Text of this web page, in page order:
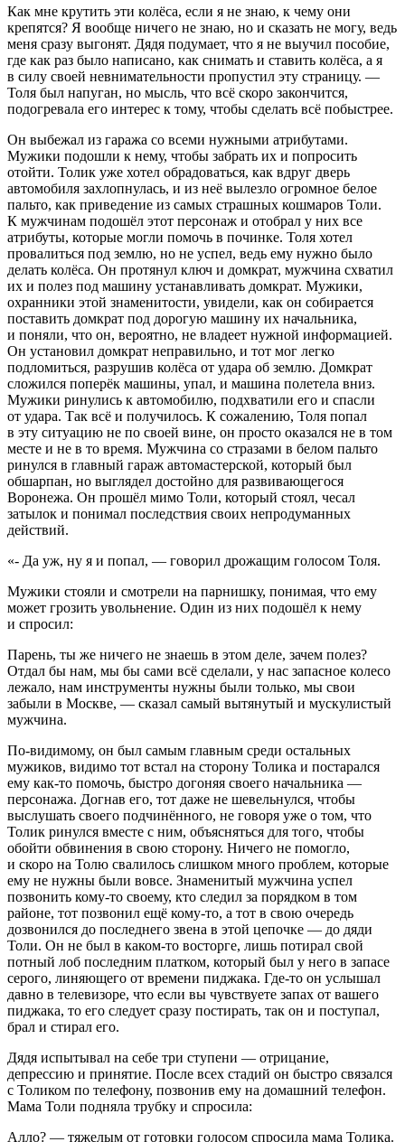
Как мне крутить эти колёса, если я не знаю, к чему они
крепятся? Я вообще ничего не знаю, но и сказать не могу, ведь
меня сразу выгонят. Дядя подумает, что я не выучил пособие,
где как раз было написано, как снимать и ставить колёса, а я
в силу своей невнимательности пропустил эту страницу. —
Толя был напуган, но мысль, что всё скоро закончится,
подогревала его интерес к тому, чтобы сделать всё побыстрее.
Он выбежал из гаража со всеми нужными атрибутами.
Мужики подошли к нему, чтобы забрать их и попросить
отойти. Толик уже хотел обрадоваться, как вдруг дверь
автомобиля захлопнулась, и из неё вылезло огромное белое
пальто, как приведение из самых страшных кошмаров Толи.
К мужчинам подошёл этот персонаж и отобрал у них все
атрибуты, которые могли помочь в починке. Толя хотел
провалиться под землю, но не успел, ведь ему нужно было
делать колёса. Он протянул ключ и домкрат, мужчина схватил
их и полез под машину устанавливать домкрат. Мужики,
охранники этой знаменитости, увидели, как он собирается
поставить домкрат под дорогую машину их начальника,
и поняли, что он, вероятно, не владеет нужной информацией.
Он установил домкрат неправильно, и тот мог легко
подломиться, разрушив колёса от удара об землю. Домкрат
сложился поперёк машины, упал, и машина полетела вниз.
Мужики ринулись к автомобилю, подхватили его и спасли
от удара. Так всё и получилось. К сожалению, Толя попал
в эту ситуацию не по своей вине, он просто оказался не в том
месте и не в то время. Мужчина со стразами в белом пальто
ринулся в главный гараж автомастерской, который был
обшарпан, но выглядел достойно для развивающегося
Воронежа. Он прошёл мимо Толи, который стоял, чесал
затылок и понимал последствия своих непродуманных
действий.
«- Да уж, ну я и попал, — говорил дрожащим голосом Толя.
Мужики стояли и смотрели на парнишку, понимая, что ему
может грозить увольнение. Один из них подошёл к нему
и спросил:
Парень, ты же ничего не знаешь в этом деле, зачем полез?
Отдал бы нам, мы бы сами всё сделали, у нас запасное колесо
лежало, нам инструменты нужны были только, мы свои
забыли в Москве, — сказал самый вытянутый и мускулистый
мужчина.
По-видимому, он был самым главным среди остальных
мужиков, видимо тот встал на сторону Толика и постарался
ему как-то помочь, быстро догоняя своего начальника —
персонажа. Догнав его, тот даже не шевельнулся, чтобы
выслушать своего подчинённого, не говоря уже о том, что
Толик ринулся вместе с ним, объясняться для того, чтобы
обойти обвинения в свою сторону. Ничего не помогло,
и скоро на Толю свалилось слишком много проблем, которые
ему не нужны были вовсе. Знаменитый мужчина успел
позвонить кому-то своему, кто следил за порядком в том
районе, тот позвонил ещё кому-то, а тот в свою очередь
дозвонился до последнего звена в этой цепочке — до дяди
Толи. Он не был в каком-то восторге, лишь потирал свой
потный лоб последним платком, который был у него в запасе
серого, линяющего от времени пиджака. Где-то он услышал
давно в телевизоре, что если вы чувствуете запах от вашего
пиджака, то его следует сразу постирать, так он и поступал,
брал и стирал его.
Дядя испытывал на себе три ступени — отрицание,
депрессию и принятие. После всех стадий он быстро связался
с Толиком по телефону, позвонив ему на домашний телефон.
Мама Толи подняла трубку и спросила:
Алло? — тяжелым от готовки голосом спросила мама Толика.